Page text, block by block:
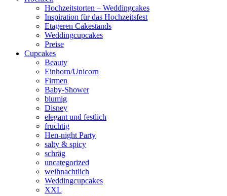
Hochzeitstorten – Weddingcakes
Inspiration für das Hochzeitsfest
Etageren Cakestands
Weddingcupcakes
Preise
Cupcakes
Beauty
Einhorn/Unicorn
Firmen
Baby-Shower
blumig
Disney
elegant und festlich
fruchtig
Hen-night Party
salty & spicy
schräg
uncategorized
weihnachtlich
Weddingcupcakes
XXL